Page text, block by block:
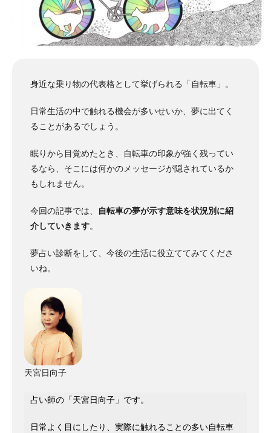
身近な乗り物の代表格として挙げられる「自転車」。
日常生活の中で触れる機会が多いせいか、夢に出てく
ることがあるでしょう。
眠りから目覚めたとき、自転車の印象が強く残ってい
るなら、そこには何かのメッセージが隠されているか
もしれません。
今回の記事では、
自転車の夢が示す意味を状況別に紹
介していきます。
夢占い診断をして、今後の生活に役立ててみてくださ
いね。
天宮日向子
占い師の「天宮日向子」です。
日常よく目にしたり、実際に触れることの多い自転車